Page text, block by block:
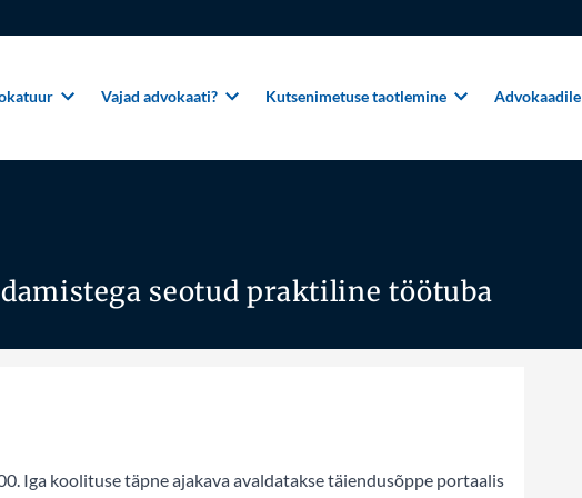
Vajad advokaati? Kutsenimetuse taotlemine Advokaadile
seotud praktiline töötuba
Iga koolituse täpne ajakava avaldatakse täiendusõppe portaalis